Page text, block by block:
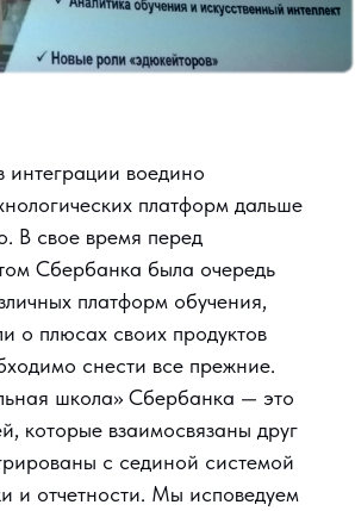
интеграции воедино
платформ дальше
В свое время перед
Сбербанка была очередь
платформ обучения,
о плюсах своих продуктов
снести все прежние.
школа» Сбербанка — это
которые взаимосвязаны друг
с сединой системой
и отчетности. Мы исповедуем